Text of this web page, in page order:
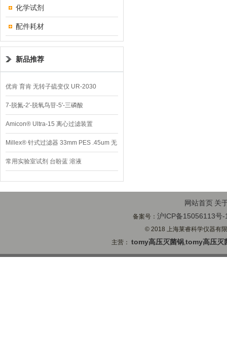
化学试剂
配件耗材
新品推荐
优肯 育肯 无转子硫变仪 UR-2030
7-脱氮-2′-脱氧鸟苷-5′-三磷酸
Amicon® Ultra-15 离心过滤装置
Millex® 针式过滤器 33mm PES .45um 无
菌
常用实验室试剂 台盼蓝 溶液
网站首页 关
备案号：沪ICP备15056113号-
© 2018 上海莱睿科学仪器有
主营：tomy高压灭菌锅,tomy高压灭